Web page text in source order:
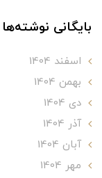
بایگانی نوشته‌ها
اسفند 1404
بهمن 1404
دی 1404
آذر 1404
آبان 1404
مهر 1404